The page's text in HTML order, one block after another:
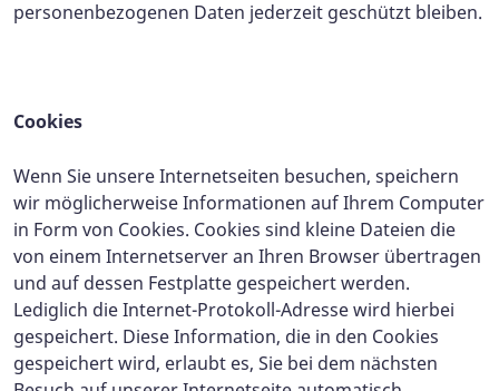
personenbezogenen Daten jederzeit geschützt bleiben.
Cookies
Wenn Sie unsere Internetseiten besuchen, speichern
wir möglicherweise Informationen auf Ihrem Computer
in Form von Cookies. Cookies sind kleine Dateien die
von einem Internetserver an Ihren Browser übertragen
und auf dessen Festplatte gespeichert werden.
Lediglich die Internet-Protokoll-Adresse wird hierbei
gespeichert. Diese Information, die in den Cookies
gespeichert wird, erlaubt es, Sie bei dem nächsten